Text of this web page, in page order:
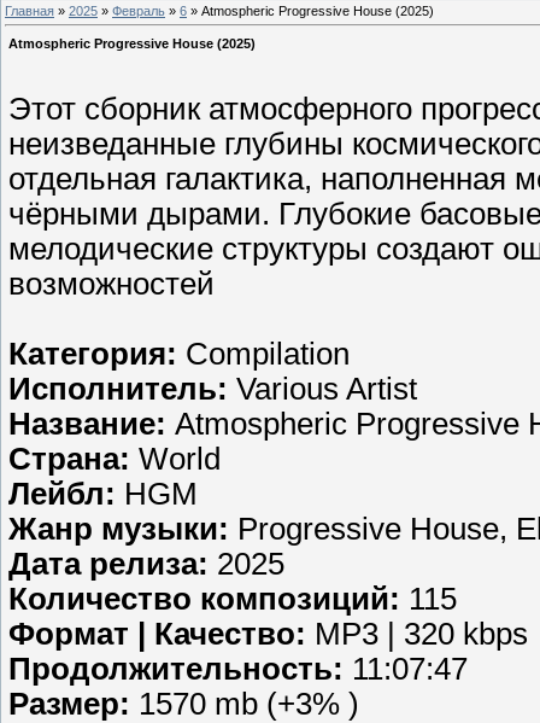
Главная » 2025 » Февраль » 6 » Atmospheric Progressive House (2025)
Atmospheric Progressive House (2025)
Этот сборник атмосферного
неизведанные глубины
отдельная галактика,
чёрными дырами. Глубокие
мелодические структуры создают
возможностей
Категория: Compilation
Исполнитель: Various Artist
Название: Atmospheric Progressive
Страна: World
Лейбл: HGM
Жанр музыки: Progressive House,
Дата релиза: 2025
Количество композиций: 115
Формат | Качество: MP3 | 320 kbps
Продолжительность: 11:07:47
Размер: 1570 mb (+3% )